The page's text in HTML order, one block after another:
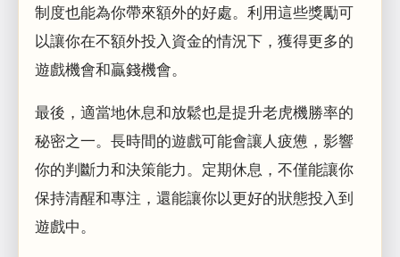
制度也能為你帶來額外的好處。利用這些獎勵可
以讓你在不額外投入資金的情況下，獲得更多的
遊戲機會和贏錢機會。
最後，適當地休息和放鬆也是提升老虎機勝率的
秘密之一。長時間的遊戲可能會讓人疲憊，影響
你的判斷力和決策能力。定期休息，不僅能讓你
保持清醒和專注，還能讓你以更好的狀態投入到
遊戲中。